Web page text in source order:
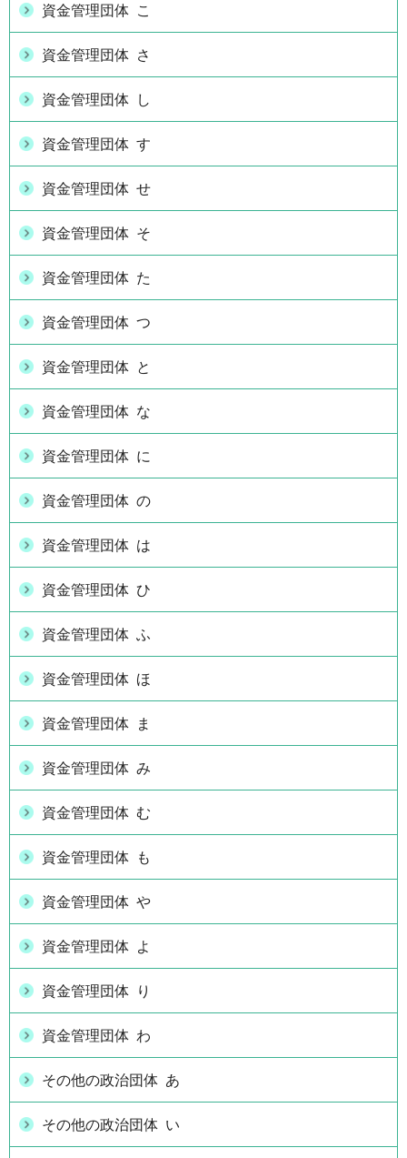
資金管理団体 こ
資金管理団体 さ
資金管理団体 し
資金管理団体 す
資金管理団体 せ
資金管理団体 そ
資金管理団体 た
資金管理団体 つ
資金管理団体 と
資金管理団体 な
資金管理団体 に
資金管理団体 の
資金管理団体 は
資金管理団体 ひ
資金管理団体 ふ
資金管理団体 ほ
資金管理団体 ま
資金管理団体 み
資金管理団体 む
資金管理団体 も
資金管理団体 や
資金管理団体 よ
資金管理団体 り
資金管理団体 わ
その他の政治団体 あ
その他の政治団体 い